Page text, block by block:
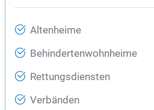
Altenheime
Behindertenwohnheime
Rettungsdiensten
Verbänden